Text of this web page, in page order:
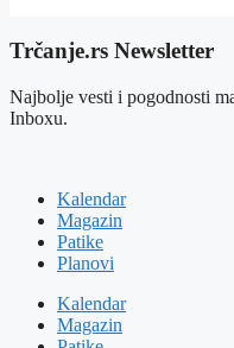
Trčanje.rs Newsletter
Najbolje vesti i pogodnosti
Inboxu.
Kalendar
Magazin
Patike
Planovi
Kalendar
Magazin